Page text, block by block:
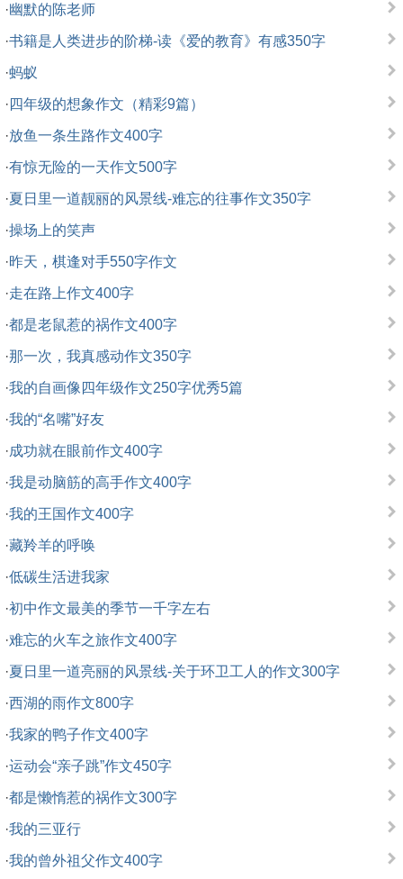
·幽默的陈老师
·书籍是人类进步的阶梯-读《爱的教育》有感350字
·蚂蚁
· 四年级的想象作文（精彩9篇）
·放鱼一条生路作文400字
·有惊无险的一天作文500字
·夏日里一道靓丽的风景线-难忘的往事作文350字
·操场上的笑声
·昨天，棋逢对手550字作文
·走在路上作文400字
·都是老鼠惹的祸作文400字
·那一次，我真感动作文350字
·我的自画像四年级作文250字优秀5篇
·我的“名嘴”好友
·成功就在眼前作文400字
·我是动脑筋的高手作文400字
·我的王国作文400字
·藏羚羊的呼唤
·低碳生活进我家
·初中作文最美的季节一千字左右
·难忘的火车之旅作文400字
·夏日里一道亮丽的风景线-关于环卫工人的作文300字
·西湖的雨作文800字
·我家的鸭子作文400字
·运动会“亲子跳”作文450字
·都是懒惰惹的祸作文300字
·我的三亚行
·我的曾外祖父作文400字